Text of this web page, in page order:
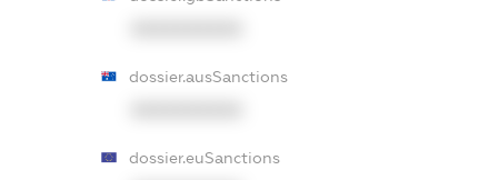
dossier.ausSanctions
dossier.euSanctions